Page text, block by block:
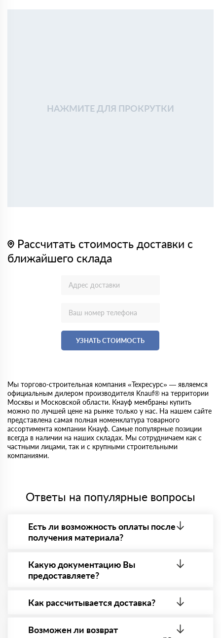
НАЖМИТЕ ДЛЯ ПРОКРУТКИ
Рассчитать стоимость доставки с
ближайшего склада
УЗНАТЬ СТОИМОСТЬ
Мы торгово-строительная компания «Техресурс» — являемся
официальным дилером производителя Knauf® на территории
Москвы и Московской области. Кнауф мембраны купить
можно по лучшей цене на рынке только у нас. На нашем сайте
представлена самая полная номенклатура товарного
ассортимента компании Кнауф. Самые популярные позиции
всегда в наличии на наших складах. Мы сотрудничаем как с
частными лицами, так и с крупными строительными
компаниями.
Ответы на популярные вопросы
Есть ли возможность оплаты после
получения материала?
- оплата по факту получения товара. При этом,
если доставленный товар был ненадлежащего
качества, то Вы вправе от него отказаться.
Какую документацию Вы
предоставляете?
все сертификаты и паспорта качества, а также
товарно-транспортную накладную.
Как рассчитывается доставка?
персональный менеджер для уточнения деталей
заказа. Далее он передает заявку нашему логисту
Возможен ли возврат